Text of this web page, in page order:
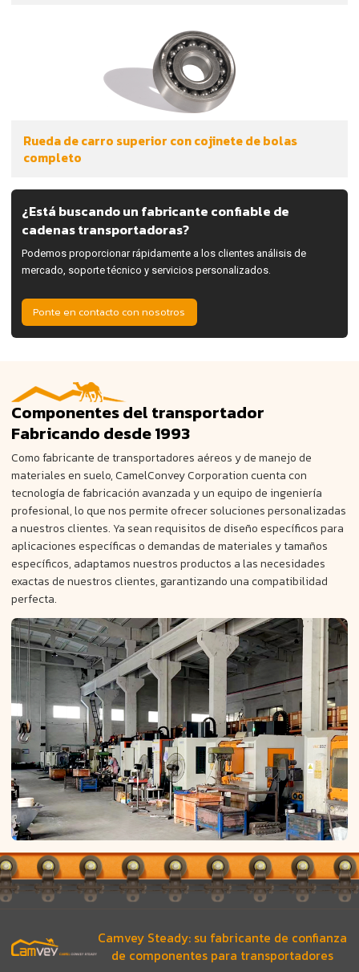
Rueda de carro superior con cojinete de bolas
completo
¿Está buscando un fabricante confiable de
cadenas transportadoras?
Podemos proporcionar rápidamente a los clientes análisis de
mercado, soporte técnico y servicios personalizados.
Ponte en contacto con nosotros
Componentes del transportador
Fabricandodesde 1993
Como fabricante de transportadores aéreos y de manejo de
materiales en suelo, CamelConvey Corporation cuenta con
tecnología de fabricación avanzada y un equipo de ingeniería
profesional, lo que nos permite ofrecer soluciones personalizadas
a nuestros clientes. Ya sean requisitos de diseño específicos para
aplicaciones específicas o demandas de materiales y tamaños
específicos, adaptamos nuestros productos a las necesidades
exactas de nuestros clientes, garantizando una compatibilidad
perfecta.
Camvey Steady: su fabricante de confianza
de componentes para transportadores